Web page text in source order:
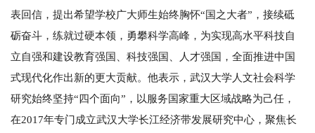
表回信，提出希望学校广大师生始终胸怀“国之大者”，接续砥
砺奋斗，练就过硬本领，勇攀科学高峰，为实现高水平科技自
立自强和建设教育强国、科技强国、人才强国，全面推进中国
式现代化作出新的更大贡献。他表示，武汉大学人文社会科学
研究始终坚持“四个面向”，以服务国家重大区域战略为己任，
在2017年专门成立武汉大学长江经济带发展研究中心，聚焦长